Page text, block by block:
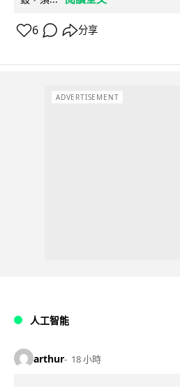
6 分享
ADVERTISEMENT
人工智能
arthur 18 小時